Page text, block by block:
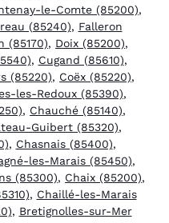
le-Comte (85200),
(85240), Falleron
(85170), Doix (85200),
, Cugand (85610),
(85220), Coëx (85220),
les-Redoux (85390),
, Chauché (85140),
Guibert (85320),
, Chasnais (85400),
les-Marais (85450),
(85300), Chaix (85200),
, Chaillé-les-Marais
, Bretignolles-sur-Mer